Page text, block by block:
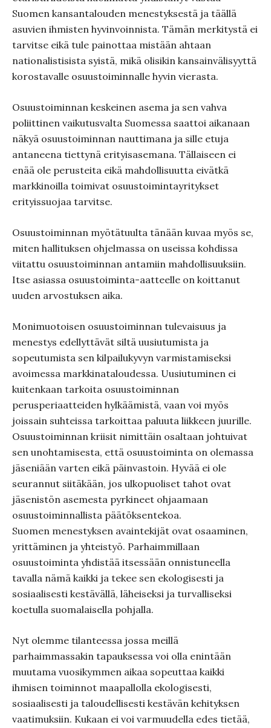
Suomen kansantalouden menestyksestä ja täällä
asuvien ihmisten hyvinvoinnista. Tämän merkitystä ei
tarvitse eikä tule painottaa mistään ahtaan
nationalistisista syistä, mikä olisikin kansainvälisyyttä
korostavalle osuustoiminnalle hyvin vierasta.
Osuustoiminnan keskeinen asema ja sen vahva
poliittinen vaikutusvalta Suomessa saattoi aikanaan
näkyä osuustoiminnan nauttimana ja sille etuja
antaneena tiettynä erityisasemana. Tällaiseen ei
enää ole perusteita eikä mahdollisuutta eivätkä
markkinoilla toimivat osuustoimintayritykset
erityissuojaa tarvitse.
Osuustoiminnan myötätuulta tänään kuvaa myös se,
miten hallituksen ohjelmassa on useissa kohdissa
viitattu osuustoiminnan antamiin mahdollisuuksiin.
Itse asiassa osuustoiminta-aatteelle on koittanut
uuden arvostuksen aika.
Monimuotoisen osuustoiminnan tulevaisuus ja
menestys edellyttävät siltä uusiutumista ja
sopeutumista sen kilpailukyvyn varmistamiseksi
avoimessa markkinataloudessa. Uusiutuminen ei
kuitenkaan tarkoita osuustoiminnan
perusperiaatteiden hylkäämistä, vaan voi myös
joissain suhteissa tarkoittaa paluuta liikkeen juurille.
Osuustoiminnan kriisit nimittäin osaltaan johtuivat
sen unohtamisesta, että osuustoiminta on olemassa
jäseniään varten eikä päinvastoin. Hyvää ei ole
seurannut siitäkään, jos ulkopuoliset tahot ovat
jäsenistön asemesta pyrkineet ohjaamaan
osuustoiminnallista päätöksentekoa.
Suomen menestyksen avaintekijät ovat osaaminen,
yrittäminen ja yhteistyö. Parhaimmillaan
osuustoiminta yhdistää itsessään onnistuneella
tavalla nämä kaikki ja tekee sen ekologisesti ja
sosiaalisesti kestävällä, läheiseksi ja turvalliseksi
koetulla suomalaisella pohjalla.
Nyt olemme tilanteessa jossa meillä
parhaimmassakin tapauksessa voi olla enintään
muutama vuosikymmen aikaa sopeuttaa kaikki
ihmisen toiminnot maapallolla ekologisesti,
sosiaalisesti ja taloudellisesti kestävän kehityksen
vaatimuksiin. Kukaan ei voi varmuudella edes tietää,